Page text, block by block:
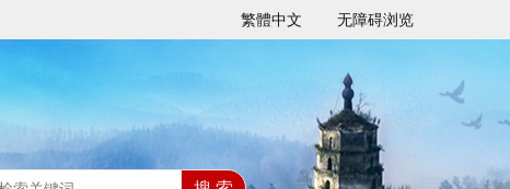
繁體中文 无障碍浏览